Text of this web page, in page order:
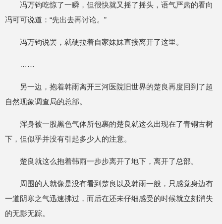
冯万钧吃惊了一瞬，但很快就又摇了摇头，语气严肃的看向
冯可可说道：“先出去再讨论。”
冯万钧说罢，就硬拉着自家妹妹直接离开了这里。
……
另一边，抱着韩雨离开三河医院旧世界的楚良再度回到了超
自然现象调查局的总部。
浑身被一股黑色气体所包裹的楚良就这么出现在了青铜古树
下，但似乎并没有引起多少人的注意。
楚良就这么抱着韩雨一步步离开了地下，离开了总部。
周围的人就像是没有看到楚良以及韩雨一般，只感觉身边有
一道阴寒之气迅速拂过，而后在还未仔细感受的时候就立刻消失
的无影无踪。